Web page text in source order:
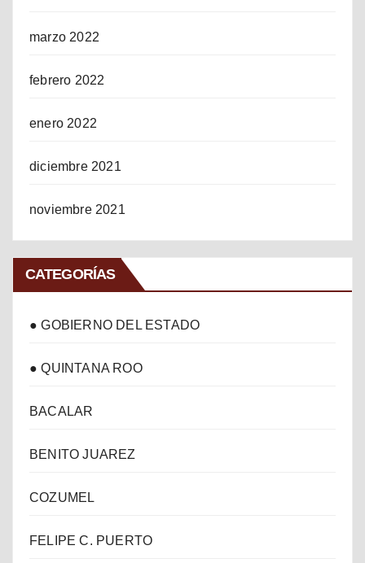
marzo 2022
febrero 2022
enero 2022
diciembre 2021
noviembre 2021
CATEGORÍAS
● GOBIERNO DEL ESTADO
● QUINTANA ROO
BACALAR
BENITO JUAREZ
COZUMEL
FELIPE C. PUERTO